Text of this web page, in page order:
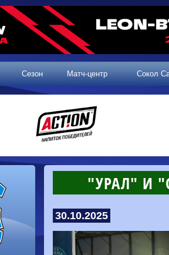
Сезон Матч-центр Сокол
"УРАЛ" И
30.10.2025